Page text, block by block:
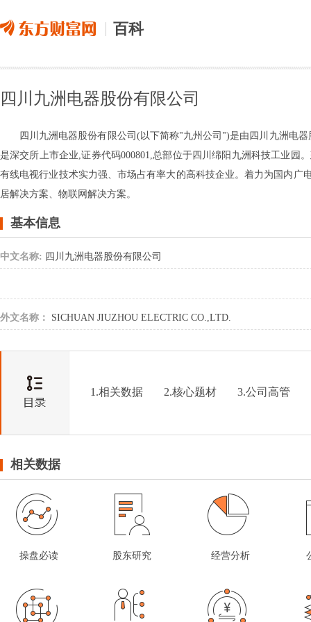
百科
四川九洲电器股份有限公司
四川九洲电器股份有限公司(以下简称"九州公司")是由四川九洲电
是深交所上市企业,证券代码000801,总部位于四川绵阳九洲科技工业园
有线电视行业技术实力强、市场占有率大的高科技企业。着力为国内
居解决方案、物联网解决方案。
基本信息
中文名称: 四川九洲电器股份有限公司
外文名称： SICHUAN JIUZHOU ELECTRIC CO.,LTD.
1.相关数据 2.核心题材 3.公司高管
相关数据
操盘必读 股东研究 经营分析